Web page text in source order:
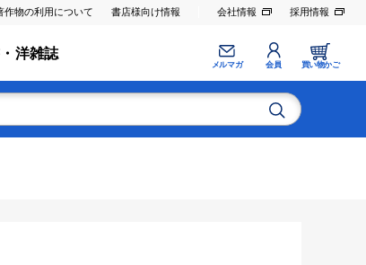
作物の利用について 書店様向け情報 会社情報 採用情報
洋雑誌
メルマガ 会員 買い物かご